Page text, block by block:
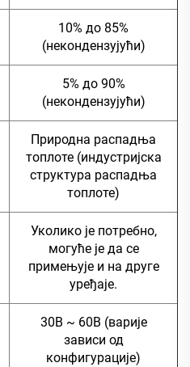
10% до 85%
(некондензујући)
5% до 90%
(некондензујући)
Природна распадња
топлоте (индустријска
структура распадња
топлоте)
Уколико је потребно,
могуће је да се
примењује и на друге
уређаје.
30В ~ 60В (варије
зависи од
конфигурације)